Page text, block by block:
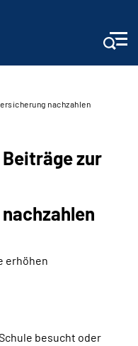
nachzahlen
zur
erhöhen
besucht oder